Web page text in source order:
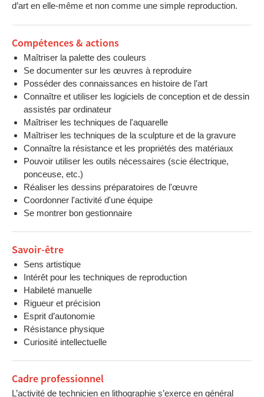
d’art en elle-même et non comme une simple reproduction.
Compétences & actions
Maîtriser la palette des couleurs
Se documenter sur les œuvres à reproduire
Posséder des connaissances en histoire de l’art
Connaître et utiliser les logiciels de conception et de dessin
assistés par ordinateur
Maîtriser les techniques de l'aquarelle
Maîtriser les techniques de la sculpture et de la gravure
Connaître la résistance et les propriétés des matériaux
Pouvoir utiliser les outils nécessaires (scie électrique,
ponceuse, etc.)
Réaliser les dessins préparatoires de l'œuvre
Coordonner l'activité d'une équipe
Se montrer bon gestionnaire
Savoir-être
Sens artistique
Intérêt pour les techniques de reproduction
Habileté manuelle
Rigueur et précision
Esprit d’autonomie
Résistance physique
Curiosité intellectuelle
Cadre professionnel
L’activité de technicien en lithographie s’exerce en général